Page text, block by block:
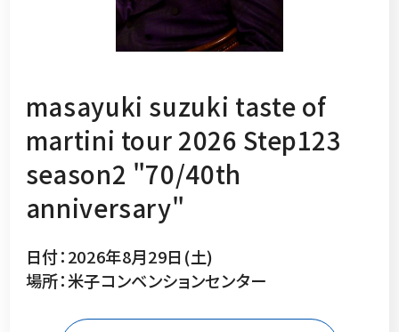
masayuki suzuki taste of
martini tour 2026 Step123
season2 "70/40th
anniversary"
日付：2026年8月29日(土)
場所：米子コンベンションセンター